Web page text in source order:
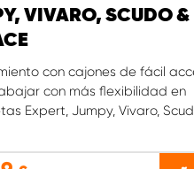
VIVARO, SCUDO &
con cajones de fácil
con más flexibilidad en
Expert, Jumpy, Vivaro,